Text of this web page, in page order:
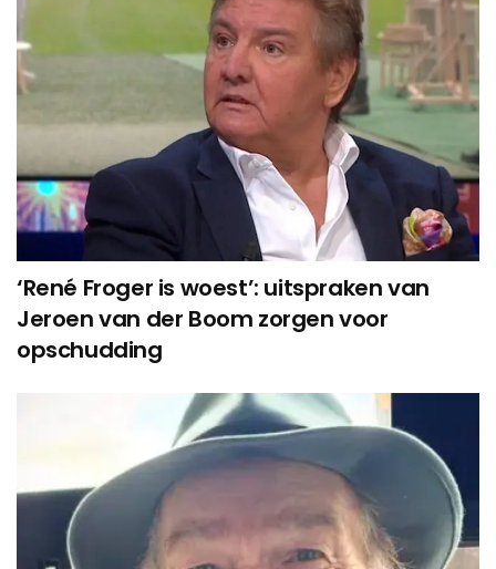
‘René Froger is woest’: uitspraken van
Jeroen van der Boom zorgen voor
opschudding